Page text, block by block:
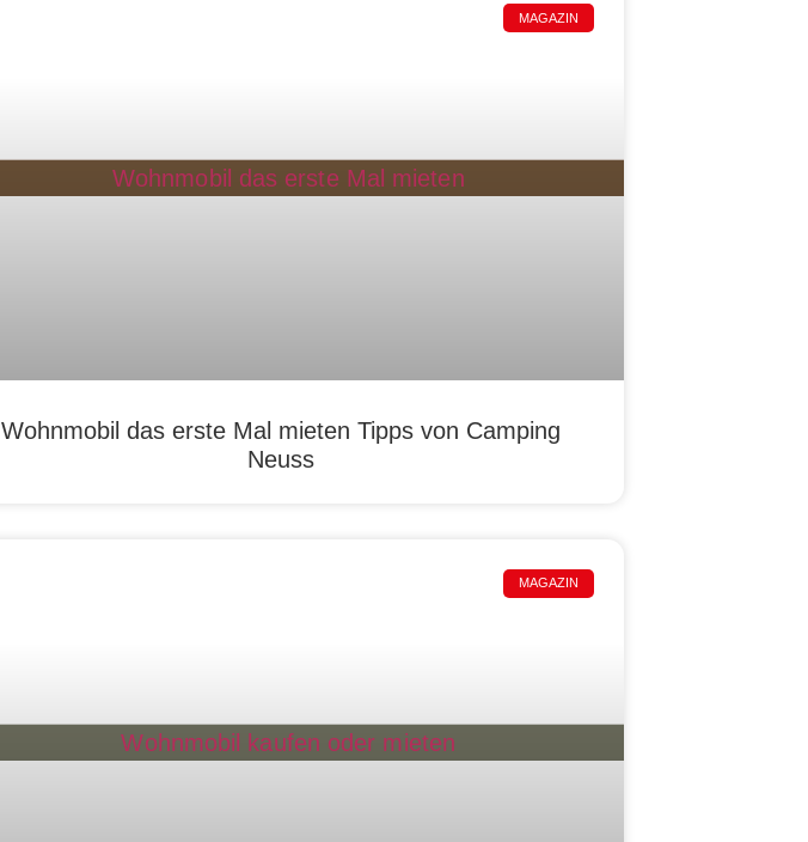
MAGAZIN
Wohnmobil das erste Mal mieten Tipps von Camping
Neuss
MAGAZIN